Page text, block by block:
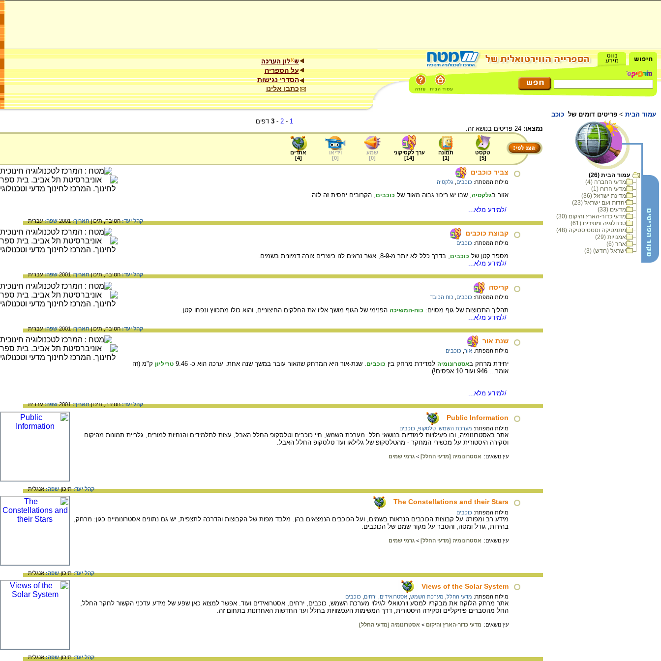
על הספריה
הסדרי נגישות
כתבו אלינו
עמוד הבית > פריטים דומים של כוכב
עמוד הבית (26)
מדעי החברה (4)
מדעי הרוח (1)
מדינת ישראל (36)
יהדות ועם ישראל (23)
מדעים (33)
מדעי כדור-הארץ והיקום (30)
טכנולוגיה ומוצרים (61)
מתמטיקה וסטטיסטיקה (48)
אמנויות (29)
אחר (6)
ישראל (חדש) (3)
1
-
2
-
3 דפים
נמצאו:
טקסט
[
5
]
תמונה
[
1
]
ערך לקסיקוני
[
14
]
שמע
[
0
]
וידיאו
[
0
]
אתרים
[
4
]
צביר כוכבים
מילות המפתח: כוכבים גלקסיה
אזור בגלקסיה , שבו יש ריכוז גבוה מאוד של כוכבים
, הקרובים יחסית זה לזה.
/למידע מלא...
קהל יעד:חטיבה,תיכוןתאריך:2001 שפה:עברית
קבוצת כוכבים
מילות המפתח: כוכבים
מספר קטן של כוכבים, בדרך כלל לא יותר מ-8-9, אשר נראים לנו כיוצרים צורה דמיונית בשמים.
/למידע מלא...
קהל יעד:חטיבה,תיכוןתאריך:2001 שפה:עברית
קריסה
מילות המפתח: כוכבים כוח הכובד
תהליך התכווצות של גוף מסוים: כוח-המשיכה הפנימי של הגוף מושך אליו את החלקים החיצוניים, והוא כולו מתכווץ ונפחו קטן.
/למידע מלא...
קהל יעד:חטיבה,תיכוןתאריך:2001 שפה:עברית
שנת אור
מילות המפתח: אור כוכבים
יחידת מרחק באסטרונומיה למדידת מרחק בין כוכבים . שנת-אור היא המרחק שהאור עובר במשך שנה אחת. ערכה הוא כ- 9.46 טריליון ק"מ (זה
אומר... 946 ועוד 10 אפסים!).
/למידע מלא...
קהל יעד:חטיבה,תיכוןתאריך:2001 שפה:עברית
Public Information
מילות המפתח: מערכת השמש טלסקופ כוכבים
אתר באסטרונומיה, ובו פעילויות לימודיות בנושאי חלל: מערכת השמש, חיי כוכבים וטלסקופ החלל האבל, עצות לתלמידים והנחיות למורים, גלריית תמונות מהיקום
וסקירה היסטורית על מכשירי המחקר - מהטלסקופ של גלילאו ועד טלסקופ החלל האבל.
עץ נושאים: אסטרונומיה [מדעי החלל] > גרמי שמים
קהל יעד:תיכוןשפה:אנגלית
The Constellations and their Stars
מילות המפתח: כוכבים
מידע רב ומפורט על קבוצות הכוכבים הנראות בשמים, ועל הכוכבים הנמצאים בהן. מלבד מפות של הקבוצות והדרכה לתצפית, יש גם נתונים אסטרונומיים כגון: מרחק,
בהירות, גודל ומסה, והסבר על מקור שמם של הכוכבים.
עץ נושאים: אסטרונומיה [מדעי החלל] > גרמי שמים
קהל יעד:תיכוןשפה:אנגלית
Views of the Solar System
מילות המפתח: מדעי החלל מערכת השמש אסטרואידים ירחים כוכבים
אתר מרתק הלוקח את מבקריו למסע וירטואלי לגילוי מערכת השמש, כוכבים, ירחים, אסטרואידים ועוד. אפשר למצוא כאן שפע של מידע עדכני הקשור לחקר החלל,
החל מהסברים פיזיקליים וסקירה היסטורית, דרך המשימות העכשוויות בחלל ועד החדשות האחרונות בתחום זה.
עץ נושאים: מדעי כדור-הארץ והיקום > אסטרונומיה [מדעי החלל]
קהל יעד:תיכוןשפה:אנגלית